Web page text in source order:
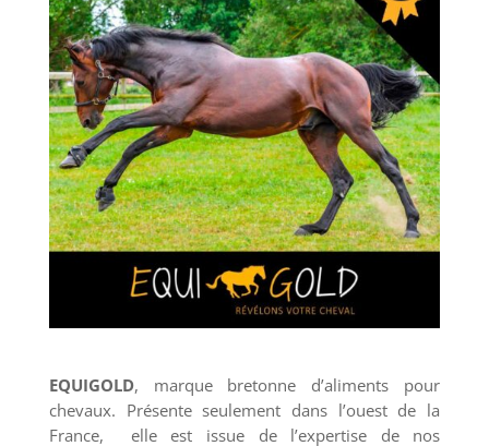
EQUIGOLD, marque bretonne d’aliments pour
chevaux. Présente seulement dans l’ouest de la
France, elle est issue de l’expertise de nos